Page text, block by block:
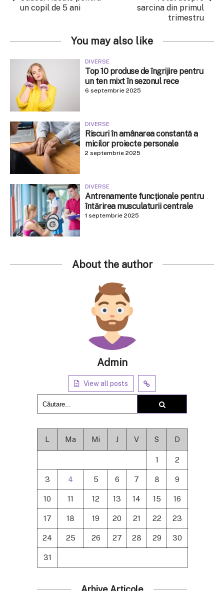
un copil de 5 ani
sarcina din primul
trimestru
You may also like
DIVERSE
Top 10 produse de îngrijire pentru
un ten mixt în sezonul rece
6 septembrie 2025
DIVERSE
Riscuri în amânarea constantă a
micilor proiecte personale
2 septembrie 2025
DIVERSE
Antrenamente funcționale pentru
întărirea musculaturii centrale
1 septembrie 2025
About the author
Admin
View all posts
L Ma Mi J V S D
1 2
3 4 5 6 7 8 9
10 11 12 13 14 15 16
17 18 19 20 21 22 23
24 25 26 27 28 29 30
31